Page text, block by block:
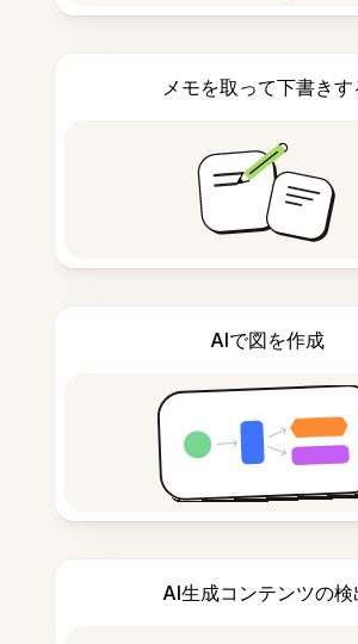
メモを取って下書きす
AIで図を作成
AI生成コンテンツの検